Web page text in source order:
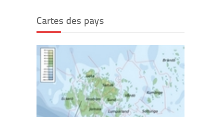
Cartes des pays